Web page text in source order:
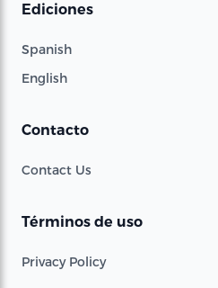
Ediciones
Spanish
English
Contacto
Contact Us
Términos de uso
Privacy Policy